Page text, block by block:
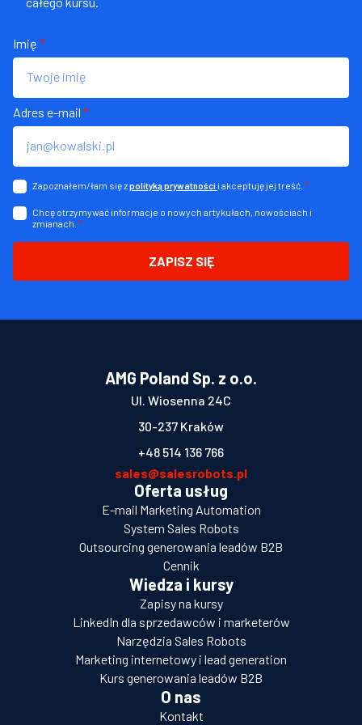
Imię *
Adres e-mail *
Zapoznałem/łam się zpolityką prywatności i akceptuję jej treść. *
Chcę otrzymywać informacje o nowych artykułach, nowościach i
zmianach. *
ZAPISZ SIĘ
AMG Poland Sp. z o.o.
Ul. Wiosenna 24C
30-237 Kraków
+48 514 136 766
sales@salesrobots.pl
Oferta usług
E-mail Marketing Automation
System Sales Robots
Outsourcing generowania leadów B2B
Cennik
Wiedza i kursy
Zapisy na kursy
LinkedIn dla sprzedawców i marketerów
Narzędzia Sales Robots
Marketing internetowy i lead generation
Kurs generowania leadów B2B
O nas
Kontakt